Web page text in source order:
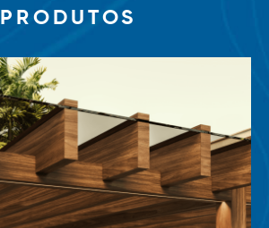
PRODUTOS